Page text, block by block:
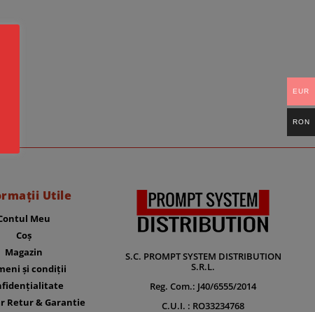
Utile
Meu
Coș
Magazin
și condiții
Retur & Garantie
S.C. PROMPT SYSTEM DISTRIBUTION
S.R.L.
Reg. Com.: J40/6555/2014
C.U.I. : RO33234768
EUR
RON